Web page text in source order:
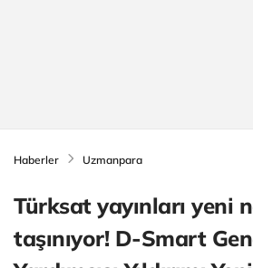
Haberler Uzmanpara
Türksat yayınları yeni
taşınıyor! D-Smart